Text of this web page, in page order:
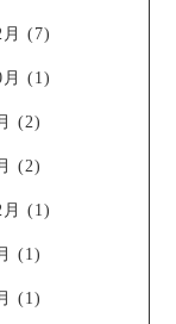
(7)
(1)
(2)
(2)
(1)
(1)
(1)